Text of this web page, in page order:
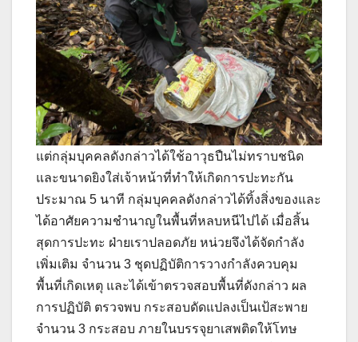
แต่กลุ่มบุคคลดังกล่าวได้ใช้อาวุธปืนไม่ทราบชนิด
และขนาดยิงใส่เจ้าหน้าที่ทำให้เกิดการปะทะกัน
ประมาณ 5 นาที กลุ่มบุคคลดังกล่าวได้ทิ้งสิ่งของและ
ได้อาศัยความชำนาญในพื้นที่หลบหนีไปได้ เมื่อสิ้น
สุดการปะทะ ฝ่ายเราปลอดภัย หน่วยจึงได้จัดกำลัง
เพิ่มเติม จำนวน 3 ชุดปฏิบัติการวางกำลังควบคุม
พื้นที่เกิดเหตุ และได้เข้าตรวจสอบพื้นที่ดังกล่าว ผล
การปฏิบัติ ตรวจพบ กระสอบดัดแปลงเป็นเป้สะพาย
จำนวน 3 กระสอบ ภายในบรรจุยาเสพติดให้โทษ